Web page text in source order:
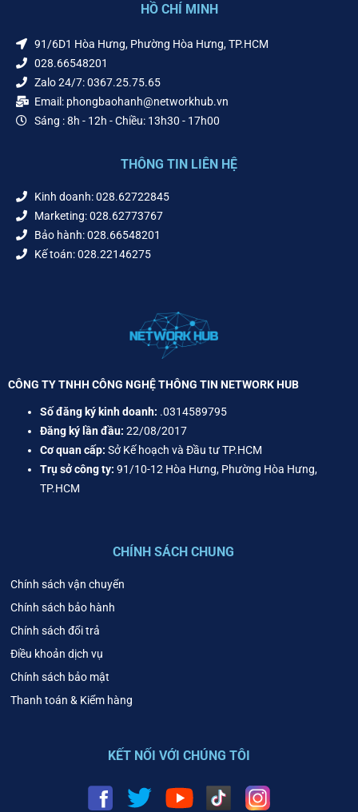
HỒ CHÍ MINH
91/6D1 Hòa Hưng, Phường Hòa Hưng, TP.HCM
028.66548201
Zalo 24/7: 0367.25.75.65
Email: phongbaohanh@networkhub.vn
Sáng : 8h - 12h - Chiều: 13h30 - 17h00
THÔNG TIN LIÊN HỆ
Kinh doanh: 028.62722845
Marketing: 028.62773767
Bảo hành: 028.66548201
Kế toán: 028.22146275
CÔNG TY TNHH CÔNG NGHỆ THÔNG TIN NETWORK HUB
Số đăng ký kinh doanh: .0314589795
Đăng ký lần đầu: 22/08/2017
Cơ quan cấp: Sở Kế hoạch và Đầu tư TP.HCM
Trụ sở công ty: 91/10-12 Hòa Hưng, Phường Hòa Hưng,
TP.HCM
CHÍNH SÁCH CHUNG
Chính sách vận chuyển
Chính sách bảo hành
Chính sách đổi trả
Điều khoản dịch vụ
Chính sách bảo mật
Thanh toán & Kiểm hàng
KẾT NỐI VỚI CHÚNG TÔI